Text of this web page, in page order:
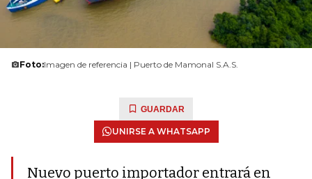
Foto:Imagen de referencia | Puerto de Mamonal S.A.S.
GUARDAR
UNIRSE A WHATSAPP
Nuevo puerto importador entrará en